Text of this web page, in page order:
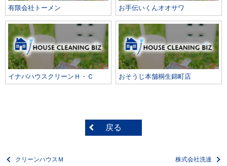
有限会社トーメン お手伝いくんオオサワ
イナバハウスクリーンＨ・Ｃ おそうじ本舗桐生錦町店
戻る
クリーンハウスＭ 株式会社洗達